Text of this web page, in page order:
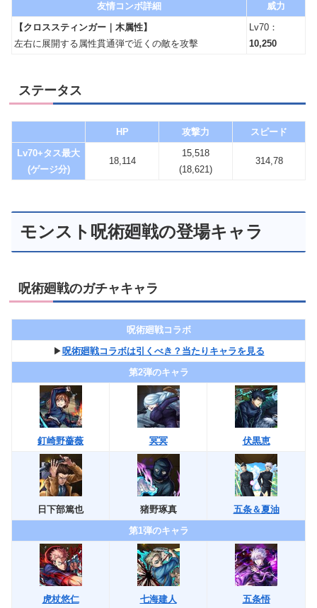
友情コンボ詳細
威力
【クロススティンガー｜木属性】
左右に展開する属性貫通弾で近くの敵を攻擊
Lv70：
10,250
ステータス
HP 攻撃力
スピード
Lv70+タス最大
(ゲージ分)
18,114
15,518
(18,621)
314,78
モンスト呪術廻戦の登場キャラ
呪術廻戦のガチャキャラ
呪術廻戦コラボ
▶︎ 呪術廻戦コラボは引くべき？当たりキャラを見る
第2弾のキャラ
釘崎野薔薇 冥冥 伏黒恵
日下部篤也 猪野琢真
五条＆夏油
第1弾のキャラ
虎杖悠仁 七海建人 五条悟